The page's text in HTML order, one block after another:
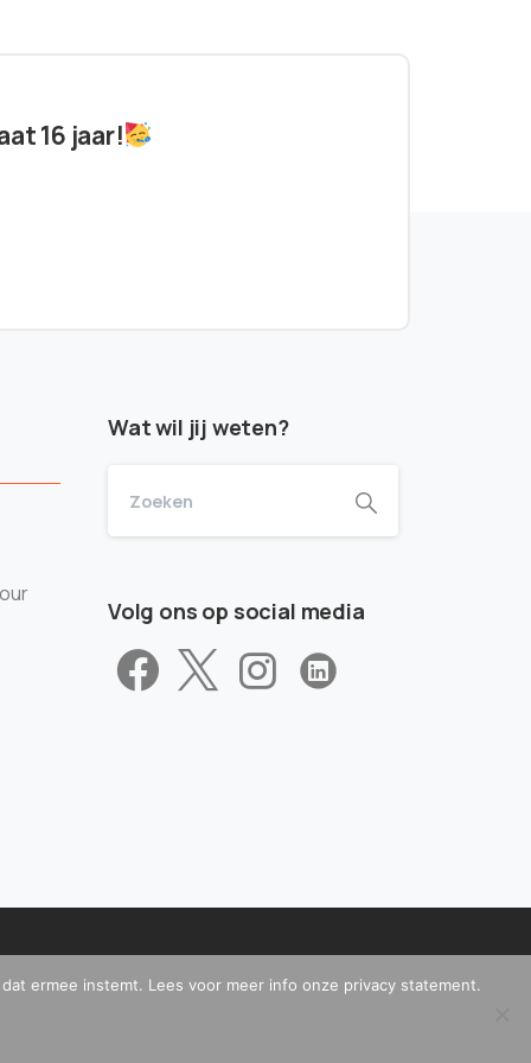
16 jaar!
Wat wil jij weten?
Volg ons op social media
ermee instemt. Lees voor meer info onze privacy statement.